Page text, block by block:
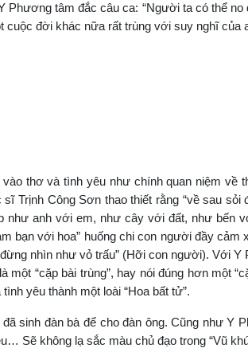
Phương tâm đắc câu ca: “Người ta có thể
cuộc đời khác nữa rất trùng với suy nghĩ của
thơ và tình yêu như chính quan niệm về
Trịnh Công Sơn thao thiết rằng “về sau
như anh với em, như cây với đất, như bến
bạn với hoa” huống chi con người đầy cảm
nhìn như vỏ trấu” (Hỡi con người). Với
một “cặp bài trùng”, hay nói đúng hơn một
yêu thành một loài “Hoa bất tử”.
sinh đàn bà để cho đàn ông. Cũng như Y
Sẽ không lạ sắc màu chủ đạo trong “Vũ